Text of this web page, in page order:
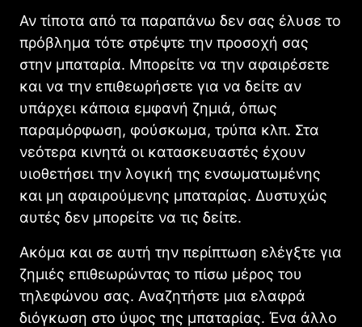
Αν τίποτα από τα παραπάνω δεν σας έλυσε το
πρόβλημα τότε στρέψτε την προσοχή σας
στην μπαταρία. Μπορείτε να την αφαιρέσετε
και να την επιθεωρήσετε για να δείτε αν
υπάρχει κάποια εμφανή ζημιά, όπως
παραμόρφωση, φούσκωμα, τρύπα κλπ. Στα
νεότερα κινητά οι κατασκευαστές έχουν
υιοθετήσει την λογική της ενσωματωμένης
και μη αφαιρούμενης μπαταρίας. Δυστυχώς
αυτές δεν μπορείτε να τις δείτε.
Ακόμα και σε αυτή την περίπτωση ελέγξτε για
ζημιές επιθεωρώντας το πίσω μέρος του
τηλεφώνου σας. Αναζητήστε μια ελαφρά
διόγκωση στο ύψος της μπαταρίας. Ένα άλλο